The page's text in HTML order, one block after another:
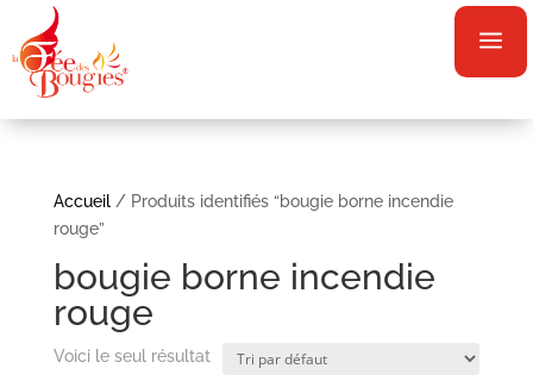
a
Accueil/ Produits identifiés “bougie borne incendie
rouge”
bougie borne incendie
rouge
Voici le seul résultat